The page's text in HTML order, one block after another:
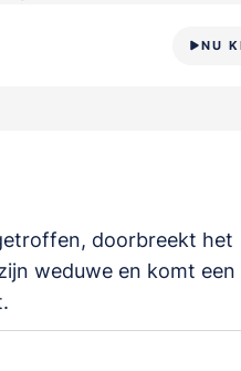
NU
doorbreekt het
weduwe en komt een